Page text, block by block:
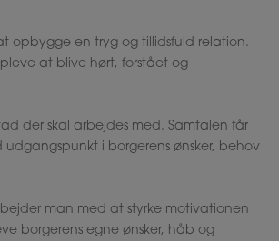
opbygge en tryg og tillidsfuld relation.
at blive hørt, forstået og
der skal arbejdes med. Samtalen får
udgangspunkt i borgerens ønsker, behov
man med at styrke motivationen
borgerens egne ønsker, håb og